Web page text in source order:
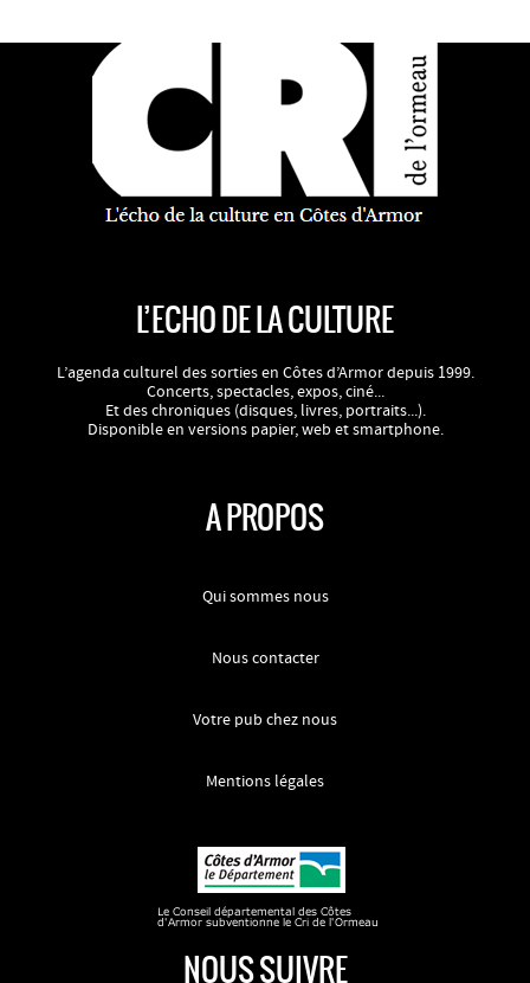
L’ECHO DE LA CULTURE
L’agenda culturel des sorties en Côtes d’Armor depuis 1999.
Concerts, spectacles, expos, ciné...
Et des chroniques (disques, livres, portraits...).
Disponible en versions papier, web et smartphone.
A PROPOS
Qui sommes nous
Nous contacter
Votre pub chez nous
Mentions légales
NOUS SUIVRE